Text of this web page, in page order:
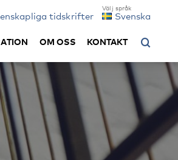
tidskrifter Svenska
OM OSS KONTAKT